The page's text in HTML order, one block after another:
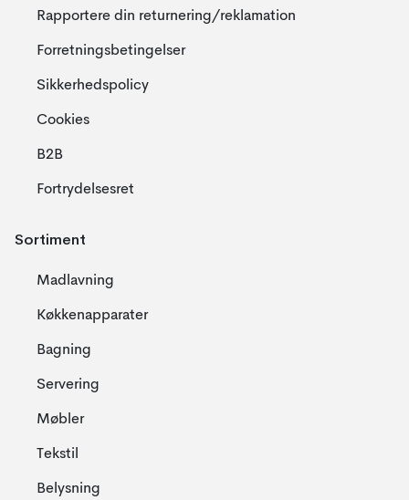
Rapportere din returnering/reklamation
Forretningsbetingelser
Sikkerhedspolicy
Cookies
B2B
Fortrydelsesret
Sortiment
Madlavning
Køkkenapparater
Bagning
Servering
Møbler
Tekstil
Belysning